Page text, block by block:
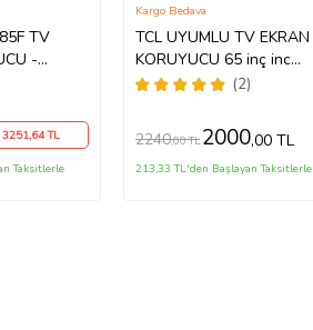
TV
-
3251,64 TL
Taksitlerle
TCL UYUMLU TV EKRAN
KORUYUCU 65 inç inc
65C735 C735 TCL QLED 4K
(2)
Kargo Bedava
2240,00 TL 2000,00 TL
213,33 TL'den Başlayan Taksitlerle